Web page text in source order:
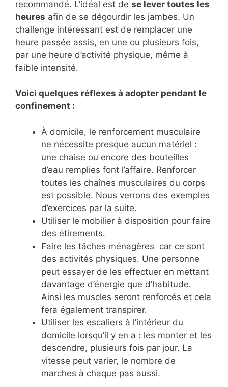
recommandé. L’idéal est de se lever toutes les
heures afin de se dégourdir les jambes. Un
challenge intéressant est de remplacer une
heure passée assis, en une ou plusieurs fois,
par une heure d’activité physique, même à
faible intensité.
Voici quelques réflexes à adopter pendant le
confinement :
À domicile, le renforcement musculaire
ne nécessite presque aucun matériel :
une chaise ou encore des bouteilles
d’eau remplies font l’affaire. Renforcer
toutes les chaînes musculaires du corps
est possible. Nous verrons des exemples
d’exercices par la suite.
Utiliser le mobilier à disposition pour faire
des étirements.
Faire les tâches ménagères car ce sont
des activités physiques. Une personne
peut essayer de les effectuer en mettant
davantage d’énergie que d’habitude.
Ainsi les muscles seront renforcés et cela
fera également transpirer.
Utiliser les escaliers à l’intérieur du
domicile lorsqu’il y en a : les monter et les
descendre, plusieurs fois par jour. La
vitesse peut varier, le nombre de
marches à chaque pas aussi.